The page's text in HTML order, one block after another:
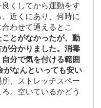
くしてから運動をす
近くにあり、何時に
わせて通えるとこ
とがなかったが、動
分かりました。消毒
分で気を付ける範囲
がなんといっても安い
、ストレッチスペー
。空いているかどう